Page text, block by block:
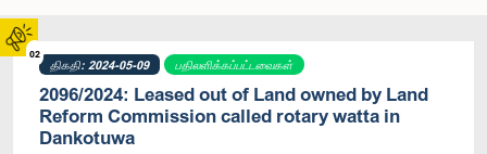
02
திகதி: 2024-05-09 பதிலளிக்கப்பட்டவைகள்
2096/2024: Leased out of Land owned by Land
Reform Commission called rotary watta in
Dankotuwa